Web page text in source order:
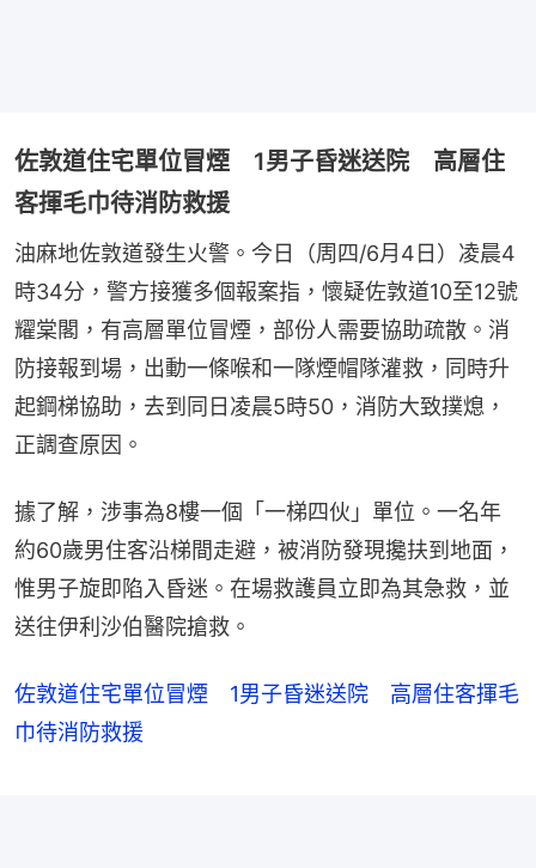
佐敦道住宅單位冒煙 1男子昏迷送院 高層住
客揮毛巾待消防救援
油麻地佐敦道發生火警。今日（周四/6月4日）凌晨4
時34分，警方接獲多個報案指，懷疑佐敦道10至12號
耀棠閣，有高層單位冒煙，部份人需要協助疏散。消
防接報到場，出動一條喉和一隊煙帽隊灌救，同時升
起鋼梯協助，去到同日凌晨5時50，消防大致撲熄，
正調查原因。
據了解，涉事為8樓一個「一梯四伙」單位。一名年
約60歲男住客沿梯間走避，被消防發現攙扶到地面，
惟男子旋即陷入昏迷。在場救護員立即為其急救，並
送往伊利沙伯醫院搶救。
佐敦道住宅單位冒煙 1男子昏迷送院 高層住客揮毛
巾待消防救援